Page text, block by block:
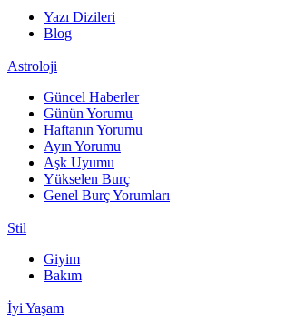
Yazı Dizileri
Blog
Astroloji
Güncel Haberler
Günün Yorumu
Haftanın Yorumu
Ayın Yorumu
Aşk Uyumu
Yükselen Burç
Genel Burç Yorumları
Stil
Giyim
Bakım
İyi Yaşam